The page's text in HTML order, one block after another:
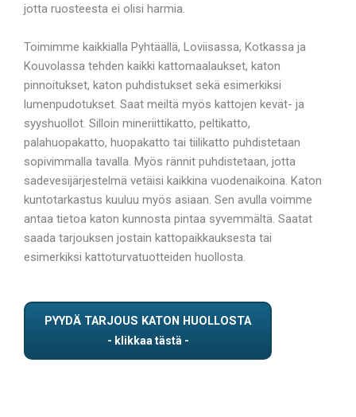
jotta ruosteesta ei olisi harmia.
Toimimme kaikkialla Pyhtäällä, Loviisassa, Kotkassa ja
Kouvolassa tehden kaikki kattomaalaukset, katon
pinnoitukset, katon puhdistukset sekä esimerkiksi
lumenpudotukset. Saat meiltä myös kattojen kevät- ja
syyshuollot. Silloin mineriittikatto, peltikatto,
palahuopakatto, huopakatto tai tiilikatto puhdistetaan
sopivimmalla tavalla. Myös rännit puhdistetaan, jotta
sadevesijärjestelmä vetäisi kaikkina vuodenaikoina. Katon
kuntotarkastus kuuluu myös asiaan. Sen avulla voimme
antaa tietoa katon kunnosta pintaa syvemmältä. Saatat
saada tarjouksen jostain kattopaikkauksesta tai
esimerkiksi kattoturvatuotteiden huollosta.
PYYDÄ TARJOUS KATON HUOLLOSTA